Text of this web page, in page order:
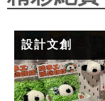
設計文創